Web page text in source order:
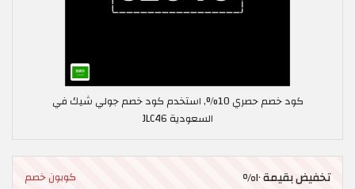
كود خصم حصري 10%, استخدم كود خصم جولي شيك في
السعودية JLC46
تخفيض بقيمة ١٠% كوبون خصم